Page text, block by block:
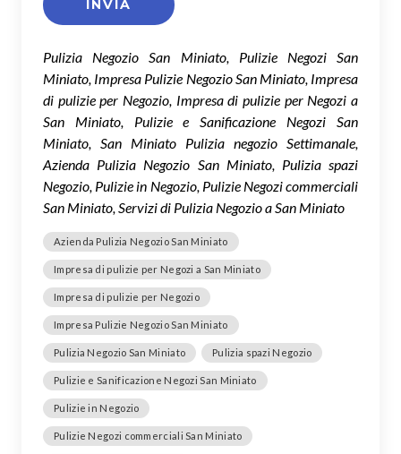
Pulizia Negozio San Miniato, Pulizie Negozi San
Miniato, Impresa Pulizie Negozio San Miniato, Impresa
di pulizie per Negozio, Impresa di pulizie per Negozi a
San Miniato, Pulizie e Sanificazione Negozi San
Miniato, San Miniato Pulizia negozio Settimanale,
Azienda Pulizia Negozio San Miniato, Pulizia spazi
Negozio, Pulizie in Negozio, Pulizie Negozi commerciali
San Miniato, Servizi di Pulizia Negozio a San Miniato
Azienda Pulizia Negozio San Miniato
Impresa di pulizie per Negozi a San Miniato
Impresa di pulizie per Negozio
Impresa Pulizie Negozio San Miniato
Pulizia Negozio San Miniato Pulizia spazi Negozio
Pulizie e Sanificazione Negozi San Miniato
Pulizie in Negozio
Pulizie Negozi commerciali San Miniato